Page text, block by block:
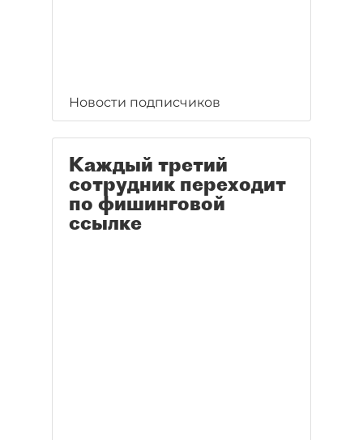
Новости подписчиков
Каждый третий
сотрудник переходит
по фишинговой
ссылке